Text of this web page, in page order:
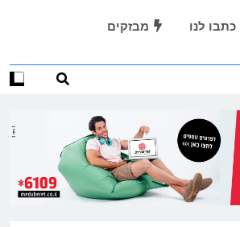
כתבו לנו מבזקים